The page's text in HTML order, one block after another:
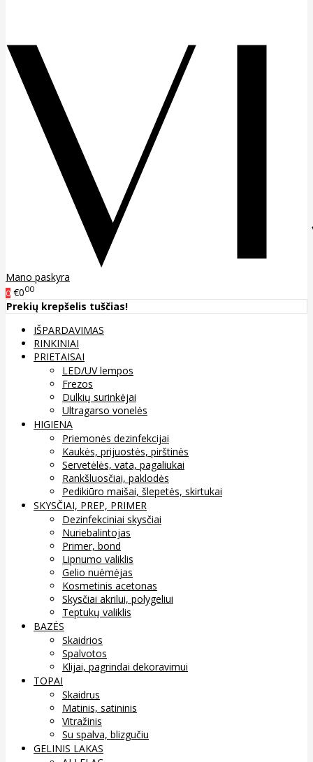
Mano paskyra
0 €000
Prekių krepšelis tuščias!
IŠPARDAVIMAS
RINKINIAI
PRIETAISAI
LED/UV lempos
Frezos
Dulkių surinkėjai
Ultragarso vonelės
HIGIENA
Priemonės dezinfekcijai
Kaukės, prijuostės, pirštinės
Servetėlės, vata, pagaliukai
Rankšluosčiai, paklodės
Pedikiūro maišai, šlepetės, skirtukai
SKYSČIAI, PREP, PRIMER
Dezinfekciniai skysčiai
Nuriebalintojas
Primer, bond
Lipnumo valiklis
Gelio nuėmėjas
Kosmetinis acetonas
Skysčiai akrilui, polygeliui
Teptukų valiklis
BAZĖS
Skaidrios
Spalvotos
Klijai, pagrindai dekoravimui
TOPAI
Skaidrus
Matinis, satininis
Vitražinis
Su spalva, blizgučiu
GELINIS LAKAS